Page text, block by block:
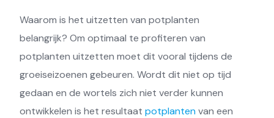
Waarom is het uitzetten van potplanten
belangrijk? Om optimaal te profiteren van
potplanten uitzetten moet dit vooral tijdens de
groeiseizoenen gebeuren. Wordt dit niet op tijd
gedaan en de wortels zich niet verder kunnen
ontwikkelen is het resultaat potplantenvan een